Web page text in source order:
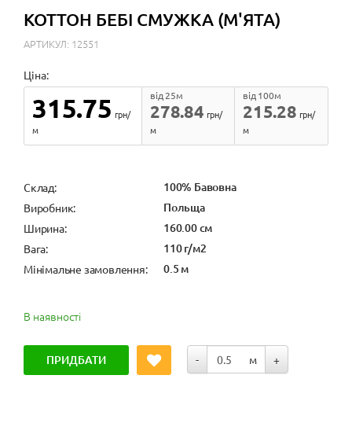
КОТТОН БЕБІ СМУЖКА (М'ЯТА)
АРТИКУЛ: 12551
Ціна:
315.75 грн/
м
278.84
від 25м
грн/
м
215.28
від 100м
грн/
м
Cклад: 100% Бавовна
Виробник: Польща
Ширина: 160.00 см
Вага: 110 г/м2
Мінімальне замовлення: 0.5 м
В наявності
ПРИДБАТИ - м +